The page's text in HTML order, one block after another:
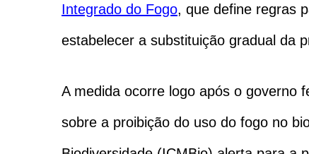
Integrado do Fogo, que define regras
estabelecer a substituição gradual da
A medida ocorre logo após o governo
sobre a proibição do uso do fogo no